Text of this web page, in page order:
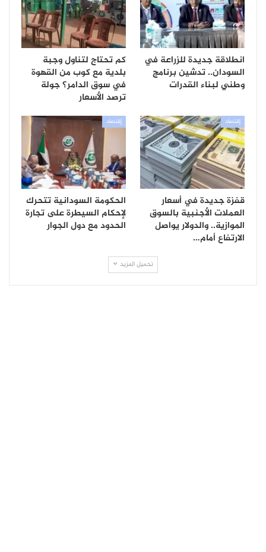
انطلاقة جديدة للزراعة في
السودان.. تدشين برنامج
وطني لبناء القدرات
كم تحتاج لتناول وجبة
بلدية مع كوب من القهوة
في سوق الدامر؟ جولة
ترصد الأسعار
إقتصاد
قفزة جديدة في أسعار
العملات الأجنبية بالسوق
الموازية.. والدولار يواصل
الارتفاع أمام…
إقتصاد
الحكومة السودانية تتحرك
لإحكام السيطرة على تجارة
الحدود مع دول الجوار
تحميل المزيد